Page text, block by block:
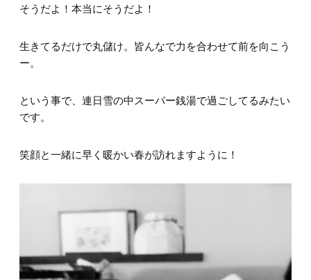
そうだよ！本当にそうだよ！
生きてるだけで丸儲け。皆んなで力を合わせて前を向こう
ー。
という事で、連日雪の中スーパー銭湯で過ごしてるみたい
です。
笑顔と一緒に早く暖かい春が訪れますように！